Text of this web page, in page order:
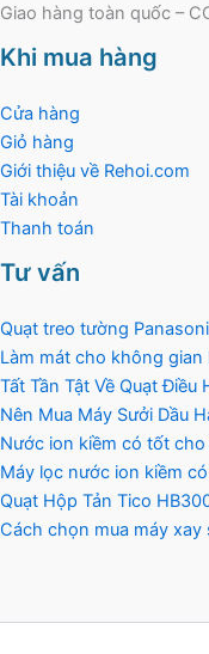
Giao hàng toàn quốc –
Khi mua hàng
Cửa hàng
Giỏ hàng
Giới thiệu về Rehoi.com
Tài khoản
Thanh toán
Tư vấn
Quạt treo tường
Làm mát cho không
Tất Tần Tật Về Quạt Điều
Nên Mua Máy Sưởi Dầu
Nước ion kiềm có tốt
Máy lọc nước ion kiềm
Quạt Hộp Tản Tico
Cách chọn mua máy